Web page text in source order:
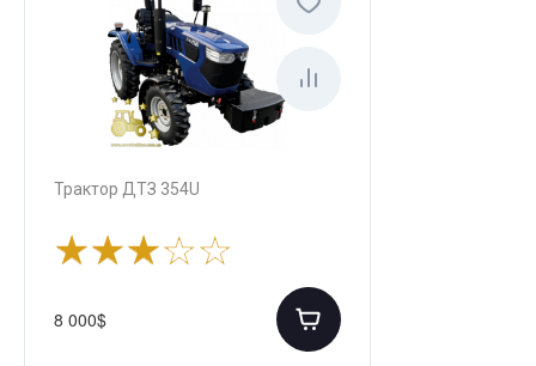
Трактор ДТЗ 354U
8 000$